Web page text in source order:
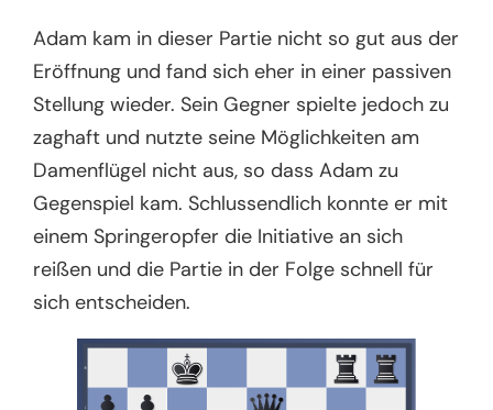
Adam kam in dieser Partie nicht so gut aus der
Eröffnung und fand sich eher in einer passiven
Stellung wieder. Sein Gegner spielte jedoch zu
zaghaft und nutzte seine Möglichkeiten am
Damenflügel nicht aus, so dass Adam zu
Gegenspiel kam. Schlussendlich konnte er mit
einem Springeropfer die Initiative an sich
reißen und die Partie in der Folge schnell für
sich entscheiden.